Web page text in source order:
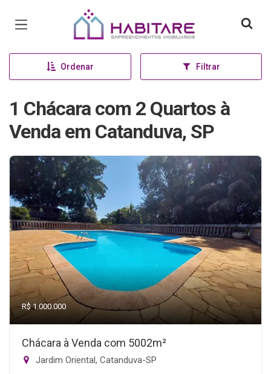
Página inicial
Ordenar Filtrar
1 Chácara com 2 Quartos à
Venda em Catanduva, SP
R$ 1.000.000
Chácara à Venda com 5002m²
Jardim Oriental, Catanduva-SP